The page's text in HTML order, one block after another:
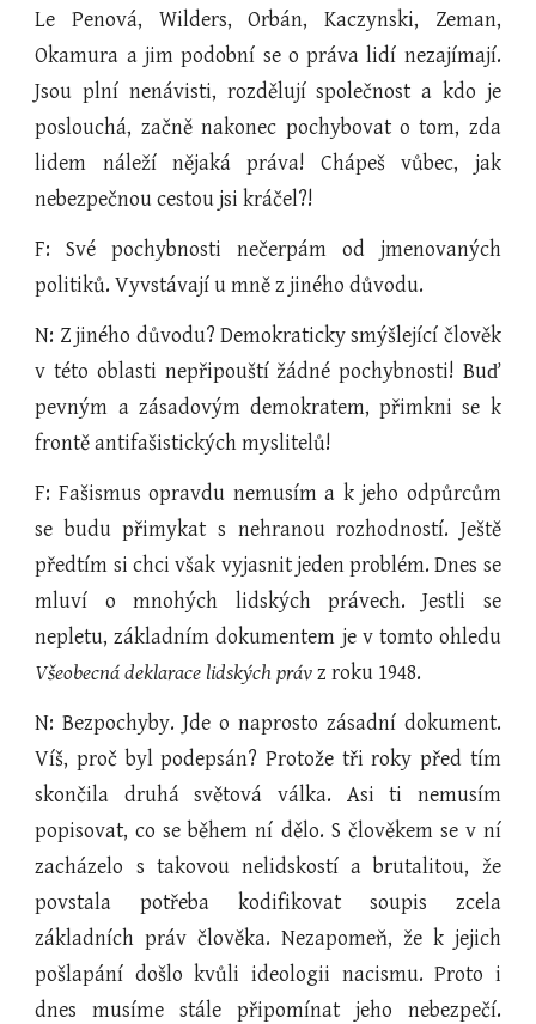
Le Penová, Wilders, Orbán, Kaczynski, Zeman,
Okamura a jim podobní se o práva lidí nezajímají.
Jsou plní nenávisti, rozdělují společnost a kdo je
poslouchá, začně nakonec pochybovat o tom, zda
lidem náleží nějaká práva! Chápeš vůbec, jak
nebezpečnou cestou jsi kráčel?!
F: Své pochybnosti nečerpám od jmenovaných
politiků. Vyvstávají u mně z jiného důvodu.
N: Z jiného důvodu? Demokraticky smýšlející člověk
v této oblasti nepřipouští žádné pochybnosti! Buď
pevným a zásadovým demokratem, přimkni se k
frontě antifašistických myslitelů!
F: Fašismus opravdu nemusím a k jeho odpůrcům
se budu přimykat s nehranou rozhodností. Ještě
předtím si chci však vyjasnit jeden problém. Dnes se
mluví o mnohých lidských právech. Jestli se
nepletu, základním dokumentem je v tomto ohledu
Všeobecná deklarace lidských právz roku 1948.
N: Bezpochyby. Jde o naprosto zásadní dokument.
Víš, proč byl podepsán? Protože tři roky před tím
skončila druhá světová válka. Asi ti nemusím
popisovat, co se během ní dělo. S člověkem se v ní
zacházelo s takovou nelidskostí a brutalitou, že
povstala potřeba kodifikovat soupis zcela
základních práv člověka. Nezapomeň, že k jejich
pošlapání došlo kvůli ideologii nacismu. Proto i
dnes musíme stále připomínat jeho nebezpečí.